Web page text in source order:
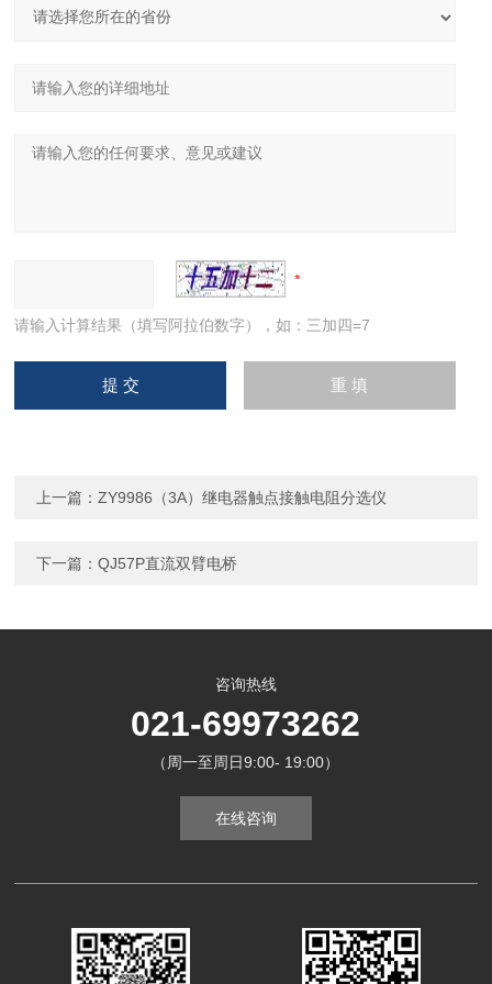
请输入计算结果（填写阿拉伯数字），如：三加四=7
上一篇：ZY9986（3A）继电器触点接触电阻分选仪
下一篇：QJ57P直流双臂电桥
咨询热线
021-69973262
（周一至周日9:00- 19:00）
在线咨询